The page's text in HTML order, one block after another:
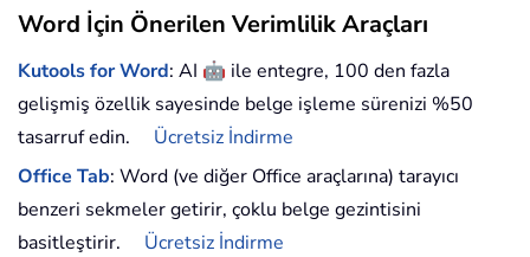
Word İçin Önerilen Verimlilik Araçları
Kutools for Word: AI 🤖 ile entegre, 100 den fazla
gelişmiş özellik sayesinde belge işleme sürenizi %50
tasarruf edin.
Ücretsiz İndirme
Office Tab: Word (ve diğer Office araçlarına) tarayıcı
benzeri sekmeler getirir, çoklu belge gezintisini
basitleştirir.
Ücretsiz İndirme